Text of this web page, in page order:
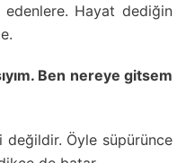
Hayat dediğin
Ben nereye gitsem
değildir. Öyle süpürünce